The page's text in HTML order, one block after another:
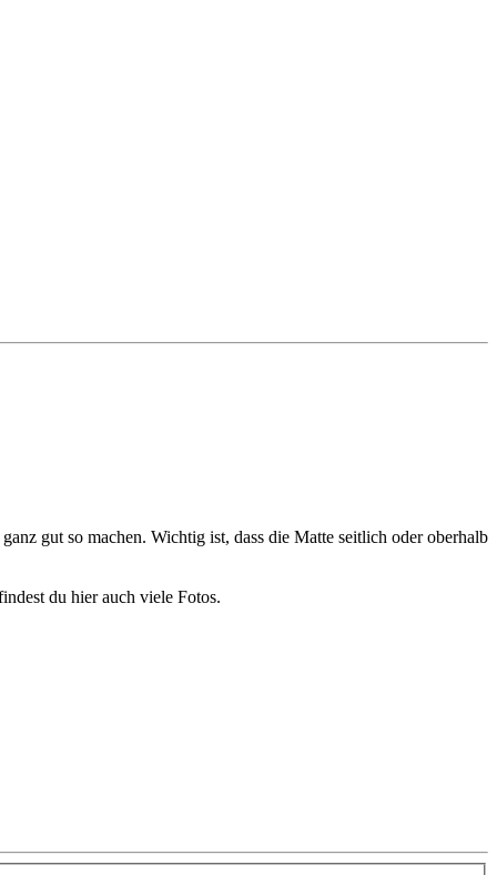
gut so machen. Wichtig ist, dass die Matte seitlich oder oberhalb
du hier auch viele Fotos.